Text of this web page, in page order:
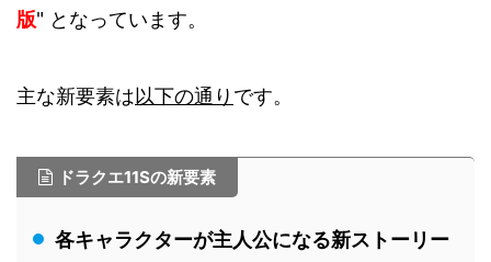
版" となっています。
主な新要素は以下の通り です。
ドラクエ11Sの新要素
各キャラクターが主人公になる新ストーリー